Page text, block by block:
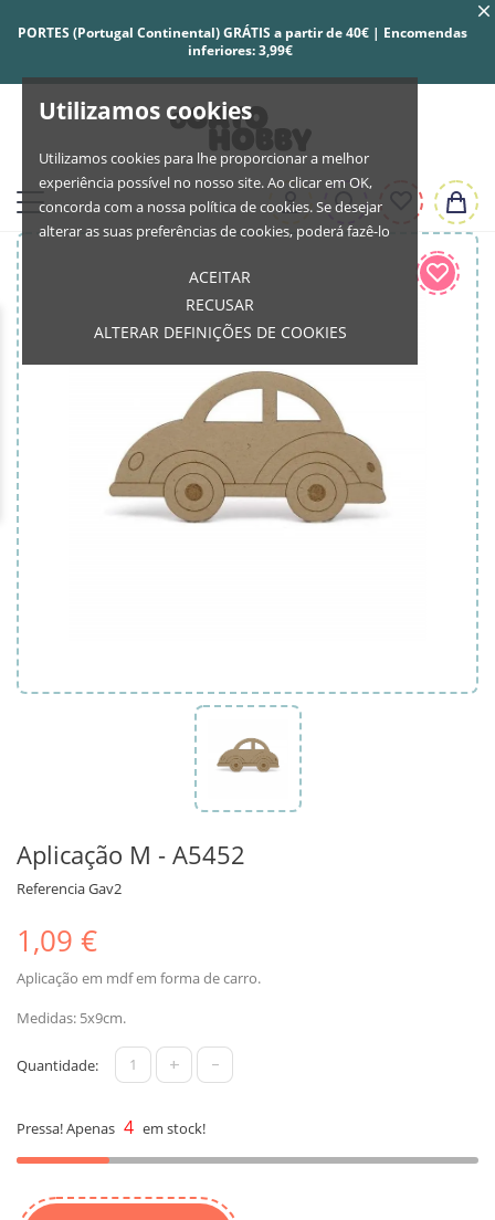
Utilizamos cookies
Utilizamos cookies para lhe proporcionar a melhor
experiência possível no nosso site. Ao clicar em OK,
concorda com a nossa política de cookies. Se desejar
alterar as suas preferências de cookies, poderá fazê-lo
ACEITAR
RECUSAR
ALTERAR DEFINIÇÕES DE COOKIES
PORTES (Portugal Continental) GRÁTIS a partir de 40€ | Encomendas
inferiores: 3,99€
Aplicação M - A5452
ReferenciaGav2
1,09 €
Aplicação em mdf em forma de carro.
Medidas: 5x9cm.
Quantidade: + -
Pressa! Apenas 4 em stock!